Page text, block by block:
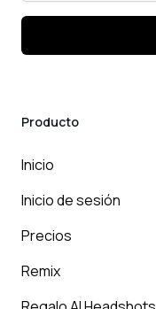
Producto
Inicio
Inicio de sesión
Precios
Remix